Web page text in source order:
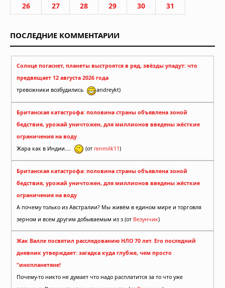
26
27 28 29 30 31
ПОСЛЕДНИЕ КОММЕНТАРИИ
Солнце погаснет, планеты выстроятся в ряд, звёзды упадут: что
предвещает 12 августа 2026 года
тревожники возбудились
andreykt)
Британская катастрофа: половина страны объявлена зоной
бедствия, урожай уничтожен, для миллионов введены жёсткие
ограничения на воду
Жара как в Индии....
(от renmilk11)
Британская катастрофа: половина страны объявлена зоной
бедствия, урожай уничтожен, для миллионов введены жёсткие
ограничения на воду
А почему только из Австралии? Мы живём в едином мире и торговля
зерном и всем другим добываемым из з (от Везунчик)
Жак Валле посвятил расследованию НЛО 70 лет. Его последний
дневник утверждает: загадка куда глубже, чем просто
"инопланетяне!
Почему-то никто не думает что надо расплатится за то что уже